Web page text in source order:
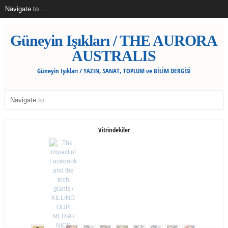
Güneyin Işıkları / THE AURORA
AUSTRALIS
Güneyin Işıkları / YAZIN, SANAT, TOPLUM ve BİLİM DERGİSİ
Vitrindekiler